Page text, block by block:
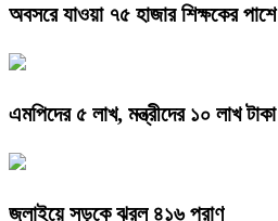
অবসরে যাওয়া ৭৫ হাজার শিক্ষকের পাশে
এমপিদের ৫ লাখ, মন্ত্রীদের ১০ লাখ
জুলাইয়ে সড়কে ঝরল ৪১৬ প্রাণ